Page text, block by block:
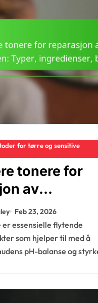
for tørre og sensitive
tonere for
av
Typer,
bruk
Feb 23, 2026
som hjelper til med å
pH-balanse og